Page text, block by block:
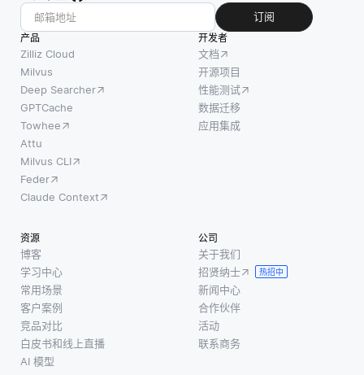
订阅
产品
Zilliz Cloud
Milvus
Deep Searcher
GPTCache
Towhee
Attu
Milvus CLI
Feder
Claude Context
开发者
文档
开源项目
性能测试
数据迁移
应用集成
资源
博客
学习中心
常用场景
客户案例
竞品对比
白皮书和线上直播
AI 模型
公司
关于我们
招贤纳士
热招中
新闻中心
合作伙伴
活动
联系商务